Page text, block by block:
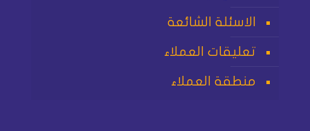
الاسئلة الشائعة
تعليقات العملاء
منطقة العملاء